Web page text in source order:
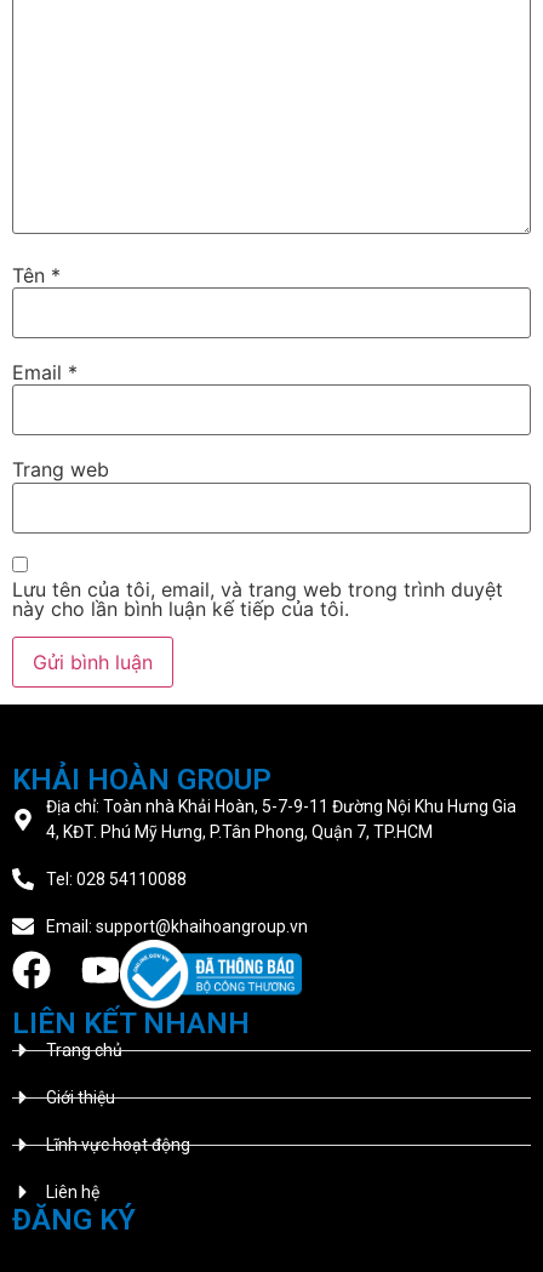
Tên *
Email *
Trang web
Lưu tên của tôi, email, và trang web trong trình duyệt
này cho lần bình luận kế tiếp của tôi.
KHẢI HOÀN GROUP
Địa chỉ: Toàn nhà Khải Hoàn, 5-7-9-11 Đường Nội Khu Hưng Gia
4, KĐT. Phú Mỹ Hưng, P.Tân Phong, Quận 7, TP.HCM
Tel: 028 54110088
Email: support@khaihoangroup.vn
LIÊN KẾT NHANH
Trang chủ
Giới thiệu
Lĩnh vực hoạt động
Liên hệ
ĐĂNG KÝ